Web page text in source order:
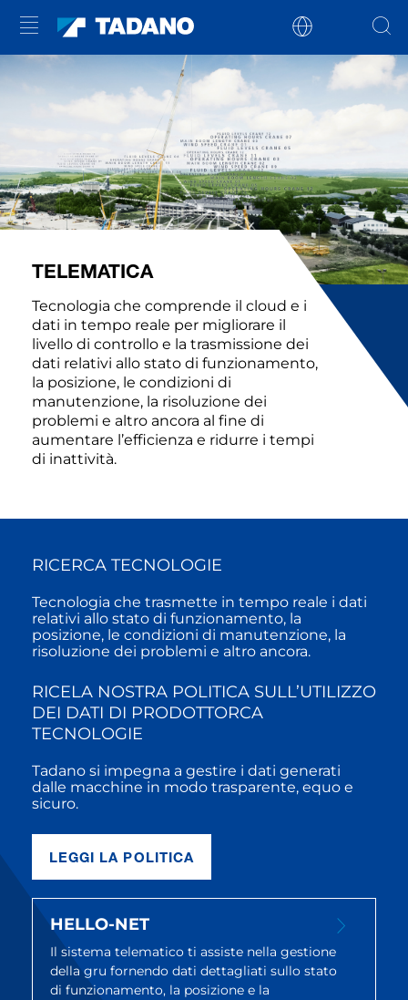
TELEMATICA
Tecnologia che comprende il cloud e i
dati in tempo reale per migliorare il
livello di controllo e la trasmissione dei
dati relativi allo stato di funzionamento,
la posizione, le condizioni di
manutenzione, la risoluzione dei
problemi e altro ancora al fine di
aumentare l’efficienza e ridurre i tempi
di inattività.
RICERCA TECNOLOGIE
Tecnologia che trasmette in tempo reale i dati
relativi allo stato di funzionamento, la
posizione, le condizioni di manutenzione, la
risoluzione dei problemi e altro ancora.
RICELA NOSTRA POLITICA SULL’UTILIZZO
DEI DATI DI PRODOTTORCA
TECNOLOGIE
Tadano si impegna a gestire i dati generati
dalle macchine in modo trasparente, equo e
sicuro.
LEGGI LA POLITICA
HELLO-NET
Il sistema telematico ti assiste nella gestione
della gru fornendo dati dettagliati sullo stato
di funzionamento, la posizione e la